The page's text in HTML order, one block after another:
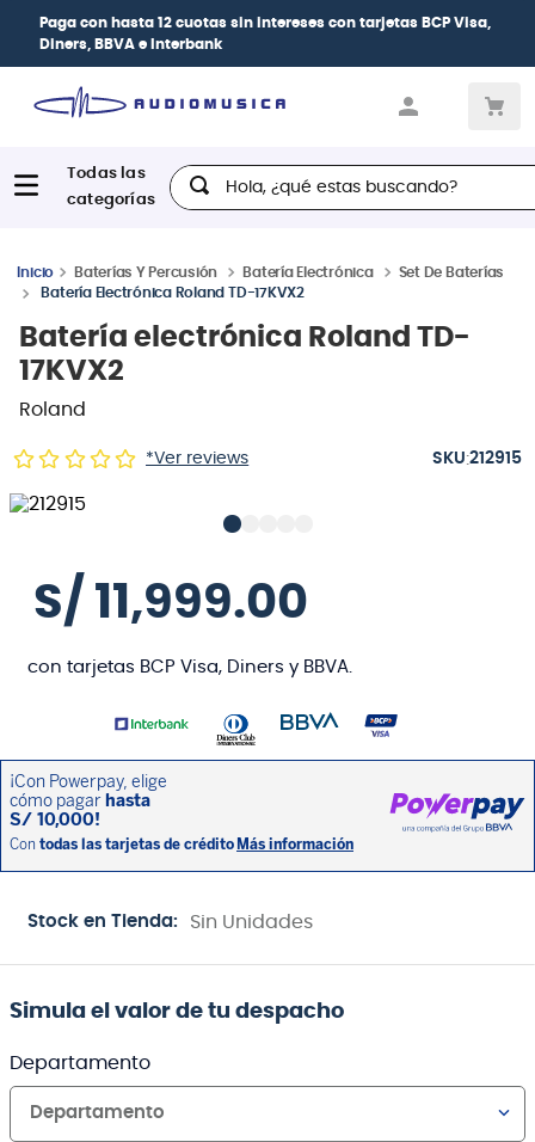
Paga con hasta 12 cuotas sin intereses con tarjetas BCP Visa,
Diners, BBVA e Interbank
Hola, ¿qué estas buscando?
Baterías Y Percusión Batería Electrónica
Set De Baterías
Batería Electrónica Roland TD-17KVX2
Batería electrónica Roland TD-
17KVX2
Roland
*Ver reviews :212915
S/ 11 ,999.00
con tarjetas BCP Visa, Diners y BBVA.
Stock en Tienda: Sin Unidades
Simula el valor de tu despacho
Departamento
Departamento